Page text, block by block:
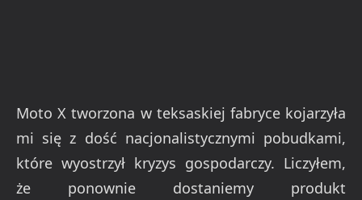
Moto X tworzona w teksaskiej fabryce kojarzyła
mi się z dość nacjonalistycznymi pobudkami,
które wyostrzył kryzys gospodarczy. Liczyłem,
że ponownie dostaniemy produkt